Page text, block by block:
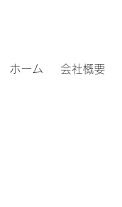
ホーム 会社概要